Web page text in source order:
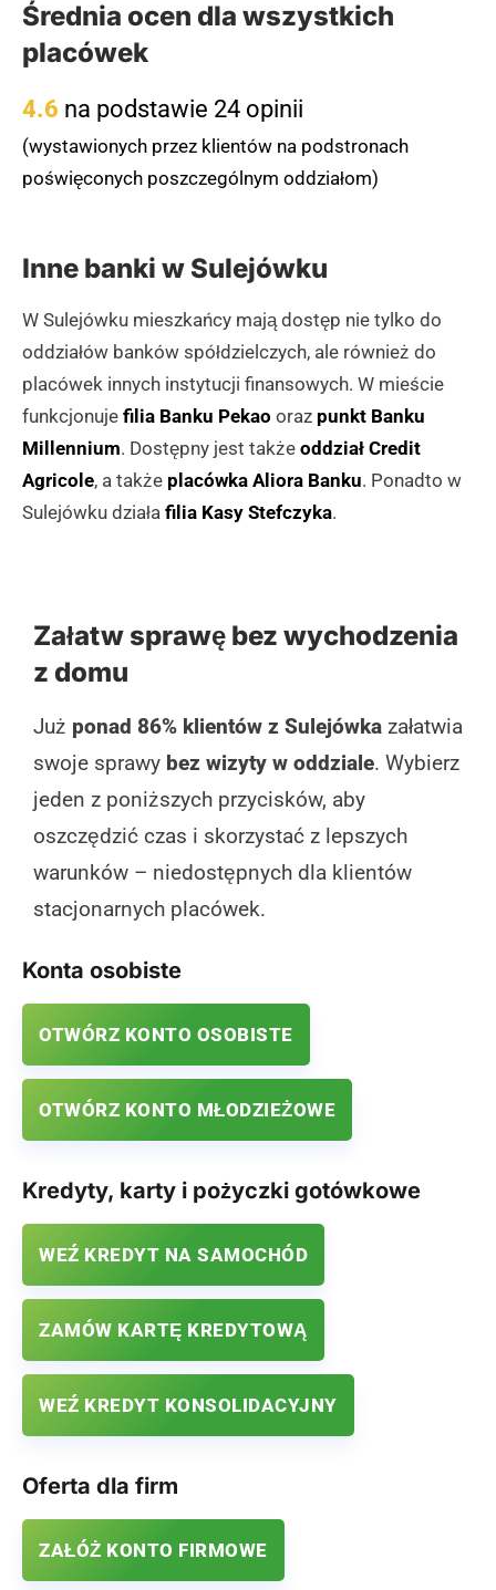
Średnia ocen dla wszystkich
placówek
4.6 na podstawie 24 opinii
(wystawionych przez klientów na podstronach
poświęconych poszczególnym oddziałom)
Inne banki w Sulejówku
W Sulejówku mieszkańcy mają dostęp nie tylko do
oddziałów banków spółdzielczych, ale również do
placówek innych instytucji finansowych. W mieście
funkcjonuje filia Banku Pekao oraz punkt Banku
Millennium. Dostępny jest także oddział Credit
Agricole, a także placówka Aliora Banku. Ponadto w
Sulejówku działa filia Kasy Stefczyka.
Załatw sprawę bez wychodzenia
z domu
Już ponad 86% klientów z Sulejówka załatwia
swoje sprawy bez wizyty w oddziale. Wybierz
jeden z poniższych przycisków, aby
oszczędzić czas i skorzystać z lepszych
warunków – niedostępnych dla klientów
stacjonarnych placówek.
Konta osobiste
OTWÓRZ KONTO OSOBISTE
OTWÓRZ KONTO MŁODZIEŻOWE
Kredyty, karty i pożyczki gotówkowe
WEŹ KREDYT NA SAMOCHÓD
ZAMÓW KARTĘ KREDYTOWĄ
WEŹ KREDYT KONSOLIDACYJNY
Oferta dla firm
ZAŁÓŻ KONTO FIRMOWE